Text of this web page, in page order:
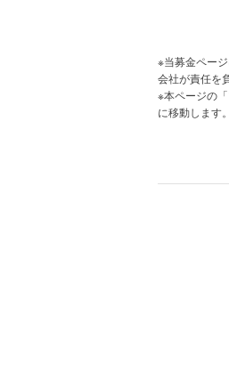
特に犬で
その一方
アの犬猫
※当募金ペー
会社が責任を
※本ページの
に移動します。